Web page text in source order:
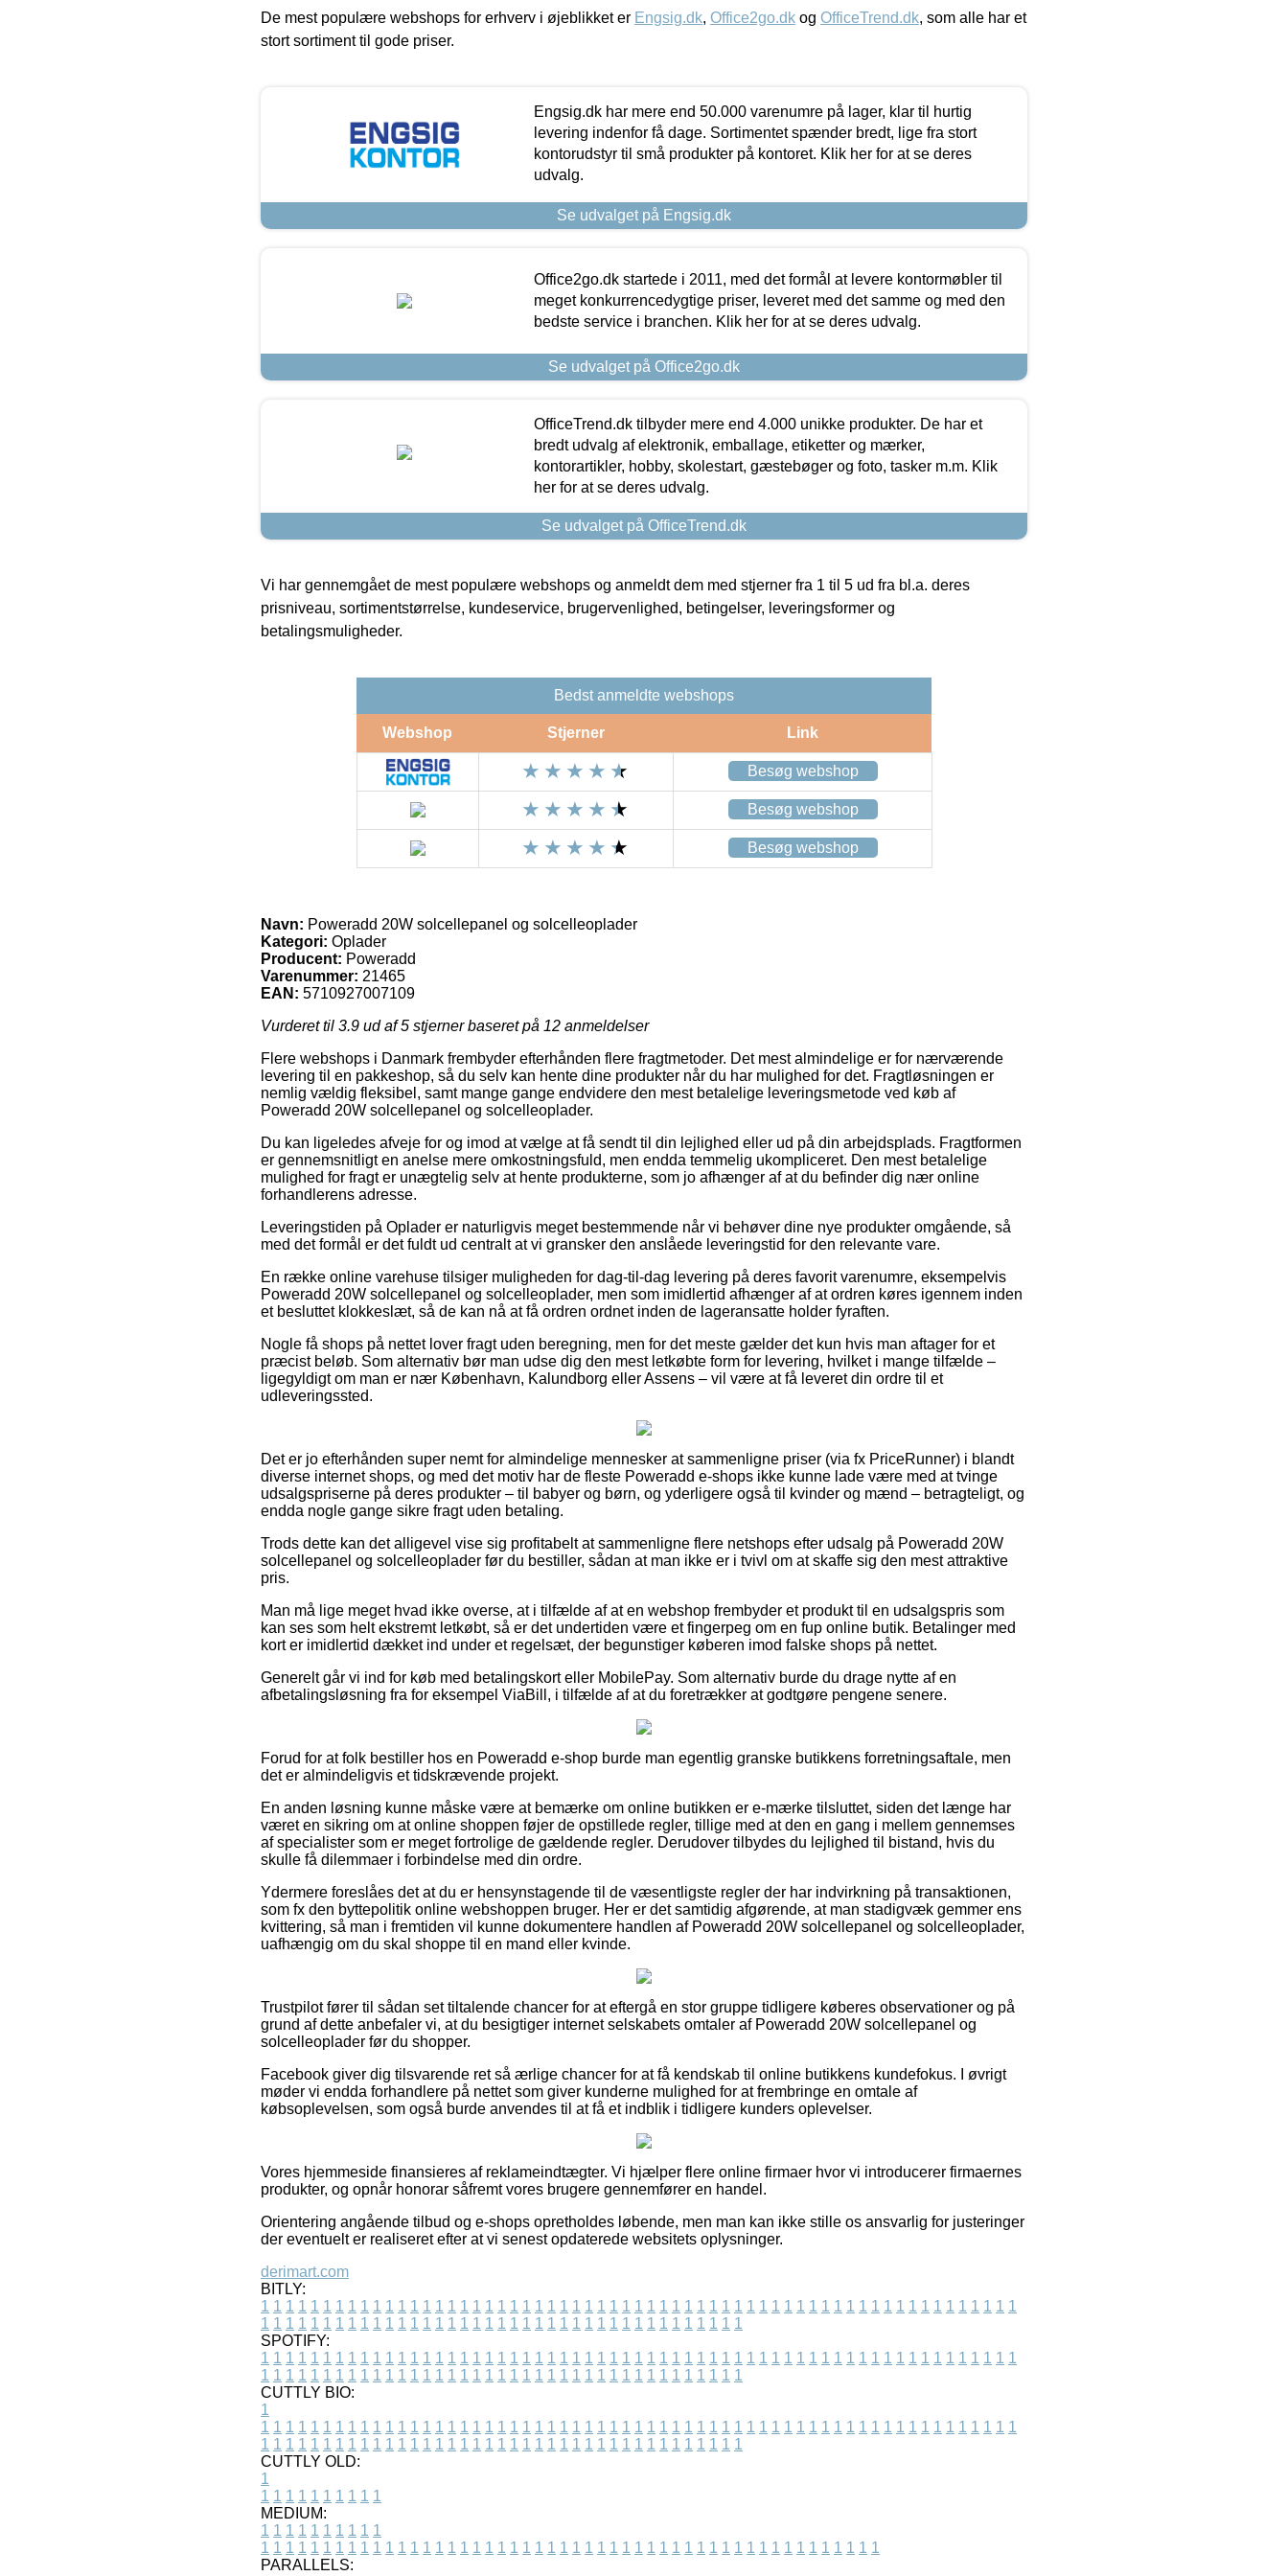
De mest populære webshops for erhverv i øjeblikket er Engsig.dk, Office2go.dk og OfficeTrend.dk, som alle har et
stort sortiment til gode priser.
Engsig.dk har mere end 50.000 varenumre på lager, klar til hurtig
levering indenfor få dage. Sortimentet spænder bredt, lige fra stort
kontorudstyr til små produkter på kontoret. Klik her for at se deres
udvalg.
Se udvalget på Engsig.dk
Office2go.dk startede i 2011, med det formål at levere kontormøbler til
meget konkurrencedygtige priser, leveret med det samme og med den
bedste service i branchen. Klik her for at se deres udvalg.
Se udvalget på Office2go.dk
OfficeTrend.dk tilbyder mere end 4.000 unikke produkter. De har et
bredt udvalg af elektronik, emballage, etiketter og mærker,
kontorartikler, hobby, skolestart, gæstebøger og foto, tasker m.m. Klik
her for at se deres udvalg.
Se udvalget på OfficeTrend.dk
Vi har gennemgået de mest populære webshops og anmeldt dem med stjerner fra 1 til 5 ud fra bl.a. deres
prisniveau, sortimentstørrelse, kundeservice, brugervenlighed, betingelser, leveringsformer og
betalingsmuligheder.
Bedst anmeldte webshops
Webshop Stjerner Link
Besøg webshop
Besøg webshop
Besøg webshop
Navn: Poweradd 20W solcellepanel og solcelleoplader
Kategori: Oplader
Producent: Poweradd
Varenummer: 21465
EAN: 5710927007109
Vurderet til 3.9 ud af 5 stjerner baseret på 12 anmeldelser
Flere webshops i Danmark frembyder efterhånden flere fragtmetoder. Det mest almindelige er for nærværende
levering til en pakkeshop, så du selv kan hente dine produkter når du har mulighed for det. Fragtløsningen er
nemlig vældig fleksibel, samt mange gange endvidere den mest betalelige leveringsmetode ved køb af
Poweradd 20W solcellepanel og solcelleoplader.
Du kan ligeledes afveje for og imod at vælge at få sendt til din lejlighed eller ud på din arbejdsplads. Fragtformen
er gennemsnitligt en anelse mere omkostningsfuld, men endda temmelig ukompliceret. Den mest betalelige
mulighed for fragt er unægtelig selv at hente produkterne, som jo afhænger af at du befinder dig nær online
forhandlerens adresse.
Leveringstiden på Oplader er naturligvis meget bestemmende når vi behøver dine nye produkter omgående, så
med det formål er det fuldt ud centralt at vi gransker den anslåede leveringstid for den relevante vare.
En række online varehuse tilsiger muligheden for dag-til-dag levering på deres favorit varenumre, eksempelvis
Poweradd 20W solcellepanel og solcelleoplader, men som imidlertid afhænger af at ordren køres igennem inden
et besluttet klokkeslæt, så de kan nå at få ordren ordnet inden de lageransatte holder fyraften.
Nogle få shops på nettet lover fragt uden beregning, men for det meste gælder det kun hvis man aftager for et
præcist beløb. Som alternativ bør man udse dig den mest letkøbte form for levering, hvilket i mange tilfælde –
ligegyldigt om man er nær København, Kalundborg eller Assens – vil være at få leveret din ordre til et
udleveringssted.
Det er jo efterhånden super nemt for almindelige mennesker at sammenligne priser (via fx PriceRunner) i blandt
diverse internet shops, og med det motiv har de fleste Poweradd e-shops ikke kunne lade være med at tvinge
udsalgspriserne på deres produkter – til babyer og børn, og yderligere også til kvinder og mænd – betragteligt, og
endda nogle gange sikre fragt uden betaling.
Trods dette kan det alligevel vise sig profitabelt at sammenligne flere netshops efter udsalg på Poweradd 20W
solcellepanel og solcelleoplader før du bestiller, sådan at man ikke er i tvivl om at skaffe sig den mest attraktive
pris.
Man må lige meget hvad ikke overse, at i tilfælde af at en webshop frembyder et produkt til en udsalgspris som
kan ses som helt ekstremt letkøbt, så er det undertiden være et fingerpeg om en fup online butik. Betalinger med
kort er imidlertid dækket ind under et regelsæt, der begunstiger køberen imod falske shops på nettet.
Generelt går vi ind for køb med betalingskort eller MobilePay. Som alternativ burde du drage nytte af en
afbetalingsløsning fra for eksempel ViaBill, i tilfælde af at du foretrækker at godtgøre pengene senere.
Forud for at folk bestiller hos en Poweradd e-shop burde man egentlig granske butikkens forretningsaftale, men
det er almindeligvis et tidskrævende projekt.
En anden løsning kunne måske være at bemærke om online butikken er e-mærke tilsluttet, siden det længe har
været en sikring om at online shoppen føjer de opstillede regler, tillige med at den en gang i mellem gennemses
af specialister som er meget fortrolige de gældende regler. Derudover tilbydes du lejlighed til bistand, hvis du
skulle få dilemmaer i forbindelse med din ordre.
Ydermere foreslåes det at du er hensynstagende til de væsentligste regler der har indvirkning på transaktionen,
som fx den byttepolitik online webshoppen bruger. Her er det samtidig afgørende, at man stadigvæk gemmer ens
kvittering, så man i fremtiden vil kunne dokumentere handlen af Poweradd 20W solcellepanel og solcelleoplader,
uafhængig om du skal shoppe til en mand eller kvinde.
Trustpilot fører til sådan set tiltalende chancer for at eftergå en stor gruppe tidligere køberes observationer og på
grund af dette anbefaler vi, at du besigtiger internet selskabets omtaler af Poweradd 20W solcellepanel og
solcelleoplader før du shopper.
Facebook giver dig tilsvarende ret så ærlige chancer for at få kendskab til online butikkens kundefokus. I øvrigt
møder vi endda forhandlere på nettet som giver kunderne mulighed for at frembringe en omtale af
købsoplevelsen, som også burde anvendes til at få et indblik i tidligere kunders oplevelser.
Vores hjemmeside finansieres af reklameindtægter. Vi hjælper flere online firmaer hvor vi introducerer firmaernes
produkter, og opnår honorar såfremt vores brugere gennemfører en handel.
Orientering angående tilbud og e-shops opretholdes løbende, men man kan ikke stille os ansvarlig for justeringer
der eventuelt er realiseret efter at vi senest opdaterede websitets oplysninger.
derimart.com
BITLY:
1 1 1 1 1 1 1 1 1 1 1 1 1 1 1 1 1 1 1 1 1 1 1 1 1 1 1 1 1 1 1 1 1 1 1 1 1 1 1 1 1 1 1 1 1 1 1 1 1 1 1 1 1 1 1 1 1 1 1 1 1
1 1 1 1 1 1 1 1 1 1 1 1 1 1 1 1 1 1 1 1 1 1 1 1 1 1 1 1 1 1 1 1 1 1 1 1 1 1 1
SPOTIFY:
1 1 1 1 1 1 1 1 1 1 1 1 1 1 1 1 1 1 1 1 1 1 1 1 1 1 1 1 1 1 1 1 1 1 1 1 1 1 1 1 1 1 1 1 1 1 1 1 1 1 1 1 1 1 1 1 1 1 1 1 1
1 1 1 1 1 1 1 1 1 1 1 1 1 1 1 1 1 1 1 1 1 1 1 1 1 1 1 1 1 1 1 1 1 1 1 1 1 1 1
CUTTLY BIO:
1
1 1 1 1 1 1 1 1 1 1 1 1 1 1 1 1 1 1 1 1 1 1 1 1 1 1 1 1 1 1 1 1 1 1 1 1 1 1 1 1 1 1 1 1 1 1 1 1 1 1 1 1 1 1 1 1 1 1 1 1 1
1 1 1 1 1 1 1 1 1 1 1 1 1 1 1 1 1 1 1 1 1 1 1 1 1 1 1 1 1 1 1 1 1 1 1 1 1 1 1
CUTTLY OLD:
1
1 1 1 1 1 1 1 1 1 1
MEDIUM:
1 1 1 1 1 1 1 1 1 1
1 1 1 1 1 1 1 1 1 1 1 1 1 1 1 1 1 1 1 1 1 1 1 1 1 1 1 1 1 1 1 1 1 1 1 1 1 1 1 1 1 1 1 1 1 1 1 1 1 1
PARALLELS: